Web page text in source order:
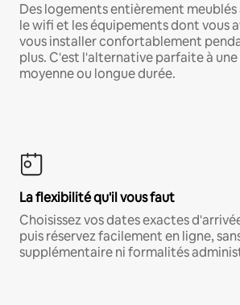
Des logements entièrement meublés
le wifi et les équipements dont vous
vous installer confortablement
plus. C'est l'alternative parfaite à
moyenne ou longue durée.
La flexibilité qu'il vous faut
Choisissez vos dates exactes
puis réservez facilement en ligne,
supplémentaire ni formalités